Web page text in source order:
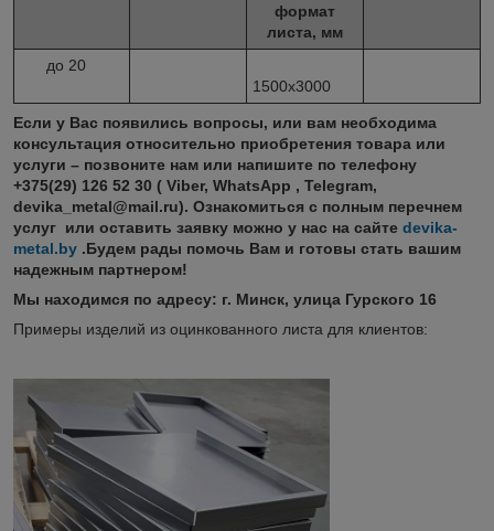
формат
листа, мм
до 20
1500х3000
Если у Вас появились вопросы, или вам необходима
консультация относительно приобретения товара или
услуги – позвоните нам или напишите по телефону
+375(29) 126 52 30 ( Viber, WhatsApp , Telegram,
devika_metal@mail.ru). Ознакомиться с полным перечнем
услуг или оставить заявку можно у нас на сайте devika-
metal.by .Будем рады помочь Вам и готовы стать вашим
надежным партнером!
Мы находимся по адресу: г. Минск, улица Гурского 16
Примеры изделий из оцинкованного листа для клиентов: